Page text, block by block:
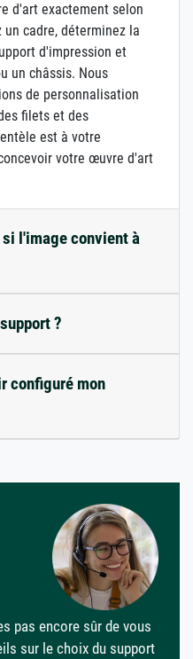
d'art exactement selon
cadre, déterminez la
d'impression et
un châssis. Nous
de personnalisation
filets et des
est à votre
votre œuvre d'art
l'image convient à
?
configuré mon
pas encore sûr de vous
sur le choix du support